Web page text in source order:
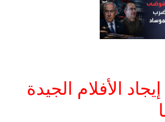
الأفلام الجيدة